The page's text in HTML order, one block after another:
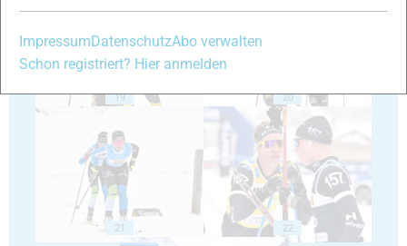
19 20
21 22
Impressum DatenschutzAbo verwalten
Schon registriert? Hier anmelden